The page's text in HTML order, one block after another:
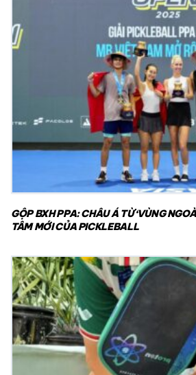
GỘP BXH PPA: CHÂU Á TỪ ‘VÙNG
TÂM MỚI CỦA PICKLEBALL